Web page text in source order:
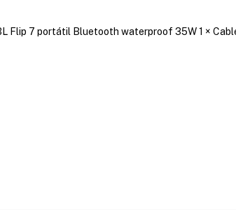
Flip 7 portátil Bluetooth waterproof 35W 1 ×